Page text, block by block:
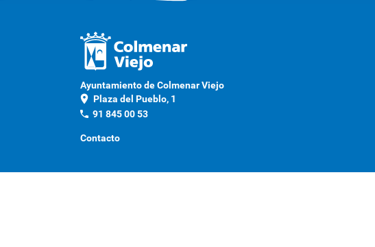
Ayuntamiento de Colmenar Viejo
location_on Plaza del Pueblo, 1
phone 91 845 00 53
Contacto